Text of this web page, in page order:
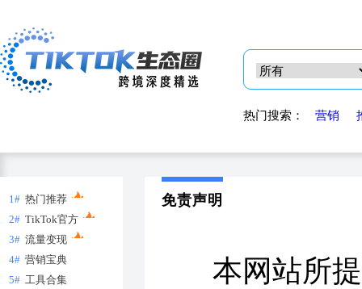
热门搜索： 营销
1# 热门推荐
2# TikTok官方
3# 流量变现
4# 营销宝典
5# 工具合集
免责声明
本网站所提